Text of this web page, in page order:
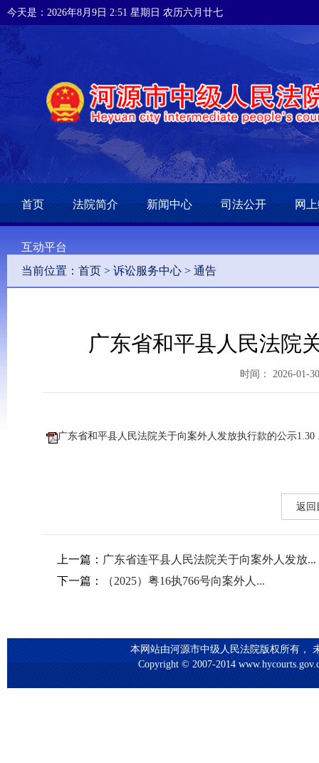
今天是：2026年8月9日 2:51 星期日 农历六月廿七
首页 法院简介 新闻中心 司法公开 网
互动平台
当前位置： 首页 > 诉讼服务中心 > 通告
广东省和平县人民法院
时间： 2026-01-30
广东省和平县人民法院关于向案外人发放执行款的公示1.30
返回
上一篇： 广东省连平县人民法院关于向案外人发放...
下一篇：
（2025）粤16执766号向案外人...
本网站由河源市中级人民法院版权所有，
Copyright © 2007-2014